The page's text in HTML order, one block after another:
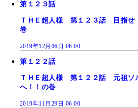
第１２３話
ＴＨＥ超人様 第１２３話 目指せ
巻
2019年12月06日 06:00
第１２２話
ＴＨＥ超人様 第１２２話 元祖ソ
へ！！の巻
2019年11月29日 06:00